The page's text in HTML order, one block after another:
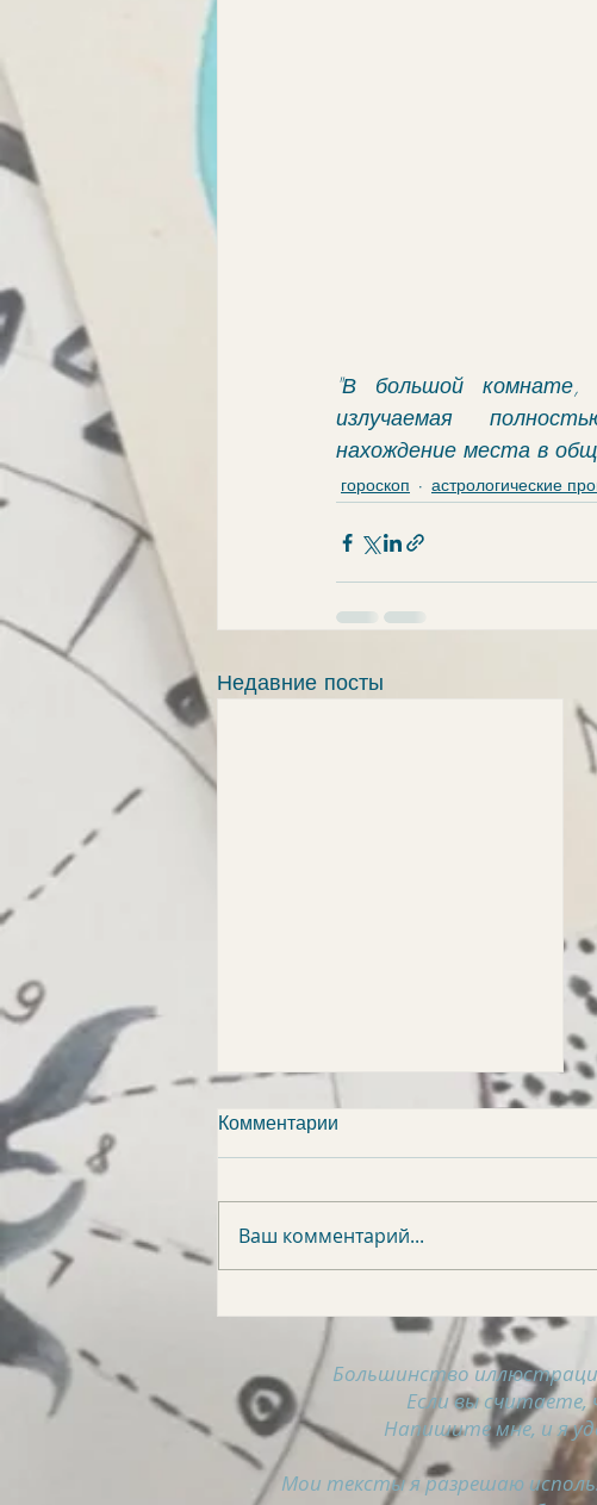
"В большой комнате,
излучаемая
нахождение места в
гороскоп астрологические
Недавние посты
Комментарии
Ваш комментарий...
Большинство
Если вы
Напишите мне, и я
Мои тексты я разрешаю